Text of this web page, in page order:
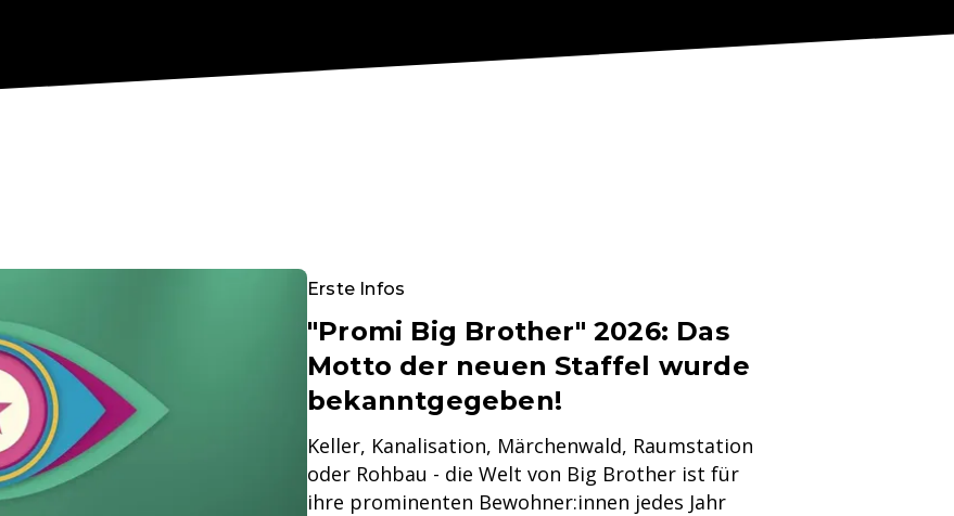
Erste Infos
"Promi Big Brother" 2026: Das
Motto der neuen Staffel wurde
bekanntgegeben!
Keller, Kanalisation, Märchenwald, Raumstation
oder Rohbau - die Welt von Big Brother ist für
ihre prominenten Bewohner:innen jedes Jahr